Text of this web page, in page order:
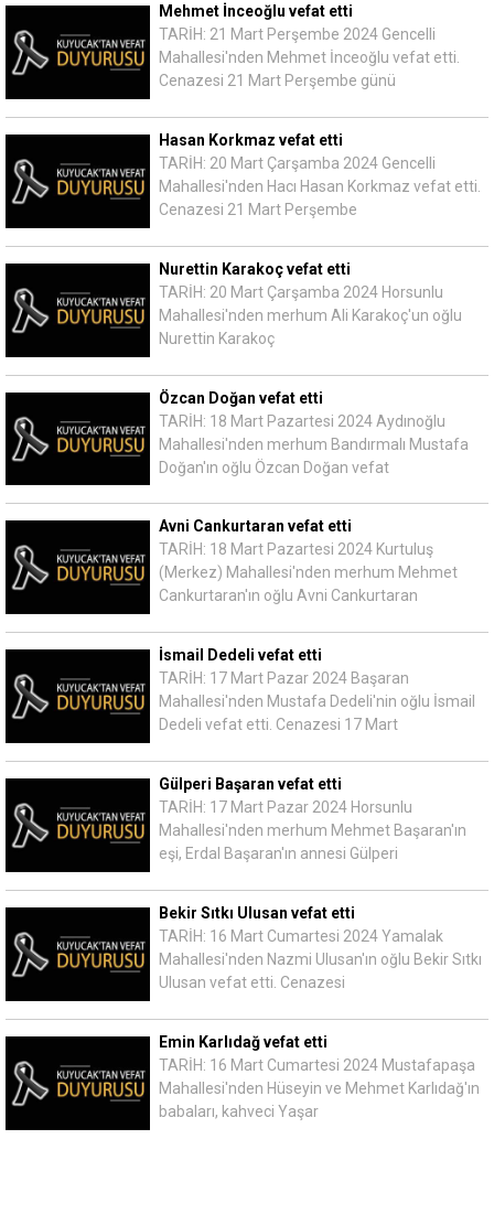
Mehmet İnceoğlu vefat etti
TARİH: 21 Mart Perşembe 2024 Gencelli
Mahallesi'nden Mehmet İnceoğlu vefat etti.
Cenazesi 21 Mart Perşembe günü
Hasan Korkmaz vefat etti
TARİH: 20 Mart Çarşamba 2024 Gencelli
Mahallesi'nden Hacı Hasan Korkmaz vefat etti.
Cenazesi 21 Mart Perşembe
Nurettin Karakoç vefat etti
TARİH: 20 Mart Çarşamba 2024 Horsunlu
Mahallesi'nden merhum Ali Karakoç'un oğlu
Nurettin Karakoç
Özcan Doğan vefat etti
TARİH: 18 Mart Pazartesi 2024 Aydınoğlu
Mahallesi'nden merhum Bandırmalı Mustafa
Doğan'ın oğlu Özcan Doğan vefat
Avni Cankurtaran vefat etti
TARİH: 18 Mart Pazartesi 2024 Kurtuluş
(Merkez) Mahallesi'nden merhum Mehmet
Cankurtaran'ın oğlu Avni Cankurtaran
İsmail Dedeli vefat etti
TARİH: 17 Mart Pazar 2024 Başaran
Mahallesi'nden Mustafa Dedeli'nin oğlu İsmail
Dedeli vefat etti. Cenazesi 17 Mart
Gülperi Başaran vefat etti
TARİH: 17 Mart Pazar 2024 Horsunlu
Mahallesi'nden merhum Mehmet Başaran'ın
eşi, Erdal Başaran'ın annesi Gülperi
Bekir Sıtkı Ulusan vefat etti
TARİH: 16 Mart Cumartesi 2024 Yamalak
Mahallesi'nden Nazmi Ulusan'ın oğlu Bekir Sıtkı
Ulusan vefat etti. Cenazesi
Emin Karlıdağ vefat etti
TARİH: 16 Mart Cumartesi 2024 Mustafapaşa
Mahallesi'nden Hüseyin ve Mehmet Karlıdağ'ın
babaları, kahveci Yaşar